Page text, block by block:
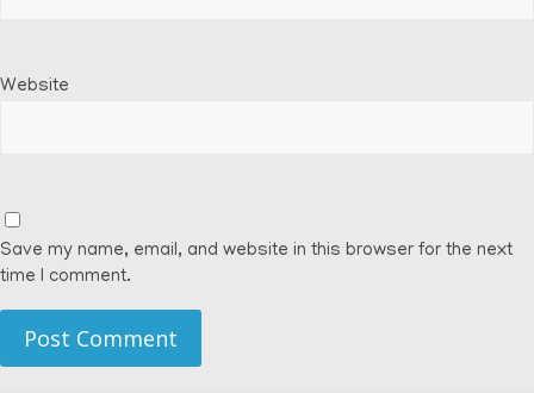
Website
Save my name, email, and website in this browser for the next
time I comment.